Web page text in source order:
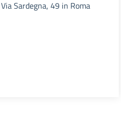
Sardegna, 49 in Roma